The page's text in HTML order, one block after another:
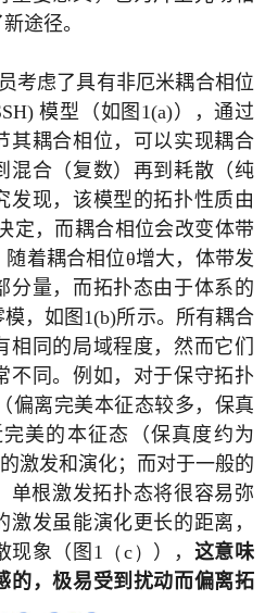
途径。
考虑了具有非厄米耦合相位
模型（如图 1(a)），通过
其耦合相位，可以实现耦合
混合（复数）再到耗散（纯
发现，该模型的拓扑性质由
定，而耦合相位会改变体带
着耦合相位θ增大，体带发
分量，而拓扑态由于体系的
，如图 1(b)所示。所有耦合
同的局域程度，然而它们
不同。例如，对于保守拓扑
偏离完美本征态较多，保真
美的本征态（保真度约为
激发和演化；而对于一般的
单根激发拓扑态将很容易弥
发虽能演化更长的距离，
现象（图 1（c） ）， 这意味
的，极易受到扰动而偏离拓